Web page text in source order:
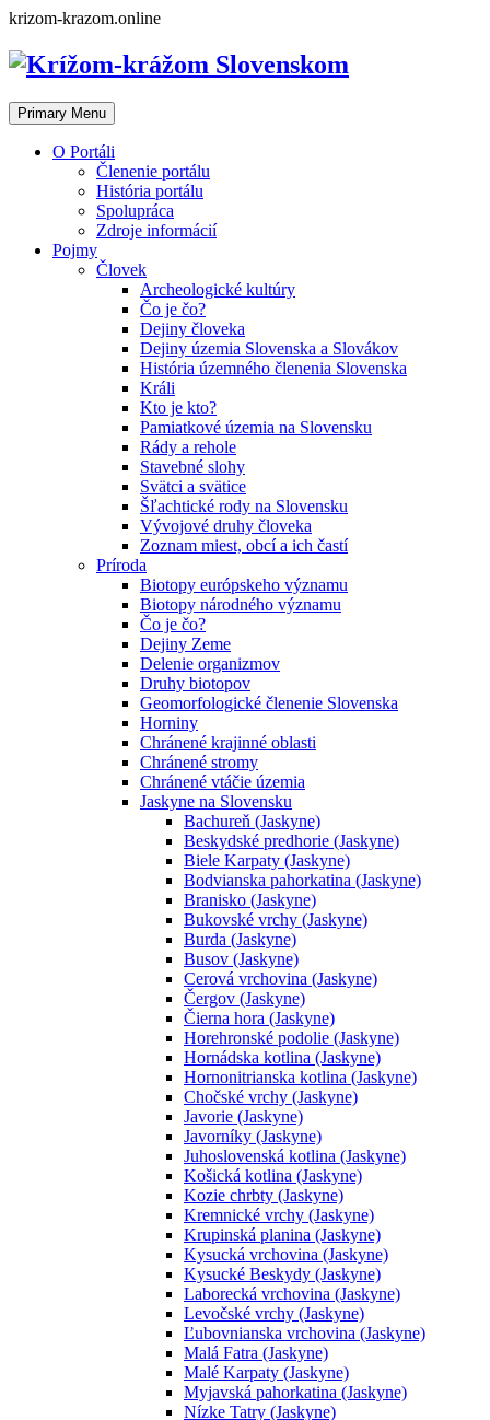
Skip
content
krizom-krazom.online
Primary Menu
O Portáli
Členenie portálu
História portálu
Spolupráca
Zdroje informácií
Pojmy
Človek
Archeologické kultúry
Čo je čo?
Dejiny človeka
Dejiny územia Slovenska a Slovákov
História územného členenia Slovenska
Králi
Kto je kto?
Pamiatkové územia na Slovensku
Rády a rehole
Stavebné slohy
Svätci a svätice
Šľachtické rody na Slovensku
Vývojové druhy človeka
Zoznam miest, obcí a ich častí
Príroda
Biotopy európskeho významu
Biotopy národného významu
Čo je čo?
Dejiny Zeme
Delenie organizmov
Druhy biotopov
Geomorfologické členenie Slovenska
Horniny
Chránené krajinné oblasti
Chránené stromy
Chránené vtáčie územia
Jaskyne na Slovensku
Bachureň (Jaskyne)
Beskydské predhorie (Jaskyne)
Biele Karpaty (Jaskyne)
Bodvianska pahorkatina (Jaskyne)
Branisko (Jaskyne)
Bukovské vrchy (Jaskyne)
Burda (Jaskyne)
Busov (Jaskyne)
Cerová vrchovina (Jaskyne)
Čergov (Jaskyne)
Čierna hora (Jaskyne)
Horehronské podolie (Jaskyne)
Hornádska kotlina (Jaskyne)
Hornonitrianska kotlina (Jaskyne)
Chočské vrchy (Jaskyne)
Javorie (Jaskyne)
Javorníky (Jaskyne)
Juhoslovenská kotlina (Jaskyne)
Košická kotlina (Jaskyne)
Kozie chrbty (Jaskyne)
Kremnické vrchy (Jaskyne)
Krupinská planina (Jaskyne)
Kysucká vrchovina (Jaskyne)
Kysucké Beskydy (Jaskyne)
Laborecká vrchovina (Jaskyne)
Levočské vrchy (Jaskyne)
Ľubovnianska vrchovina (Jaskyne)
Malá Fatra (Jaskyne)
Malé Karpaty (Jaskyne)
Myjavská pahorkatina (Jaskyne)
Nízke Tatry (Jaskyne)